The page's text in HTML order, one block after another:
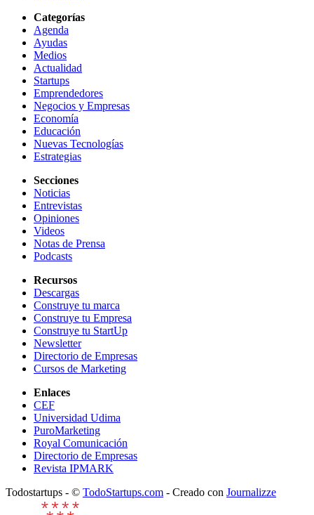
Categorías
Agenda
Ayudas
Medios
Actualidad
Startups
Emprendedores
Negocios y Empresas
Economía
Educación
Nuevas Tecnologías
Estrategias
Secciones
Noticias
Entrevistas
Opiniones
Videos
Notas de Prensa
Podcasts
Recursos
Descargas
Construye tu marca
Construye tu Empresa
Construye tu StartUp
Newsletter
Directorio de Empresas
Cursos de Marketing
Enlaces
CEF
Universidad Udima
PuroMarketing
Royal Comunicación
Directorio de Empresas
Revista IPMARK
Todostartups - © TodoStartups.com - Creado con Journalizze